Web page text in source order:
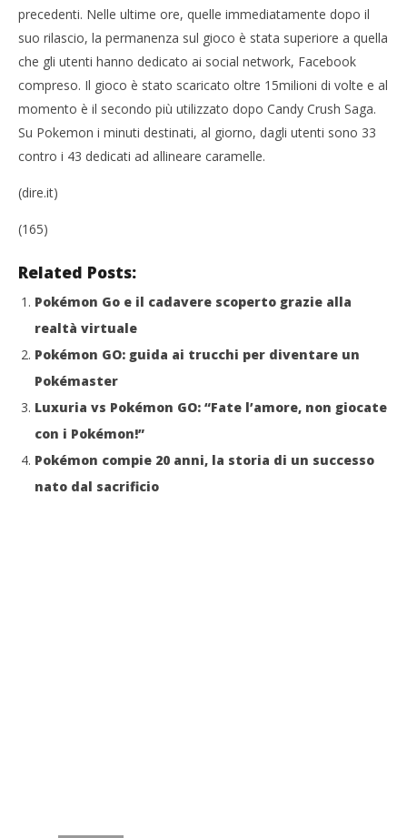
precedenti. Nelle ultime ore, quelle immediatamente dopo il
suo rilascio, la permanenza sul gioco è stata superiore a quella
che gli utenti hanno dedicato ai social network, Facebook
compreso. Il gioco è stato scaricato oltre 15milioni di volte e al
momento è il secondo più utilizzato dopo Candy Crush Saga.
Su Pokemon i minuti destinati, al giorno, dagli utenti sono 33
contro i 43 dedicati ad allineare caramelle.
(dire.it)
(165)
Related Posts:
Pokémon Go e il cadavere scoperto grazie alla
realtà virtuale
Pokémon GO: guida ai trucchi per diventare un
Pokémaster
Luxuria vs Pokémon GO: “Fate l’amore, non giocate
con i Pokémon!”
Pokémon compie 20 anni, la storia di un successo
nato dal sacrificio